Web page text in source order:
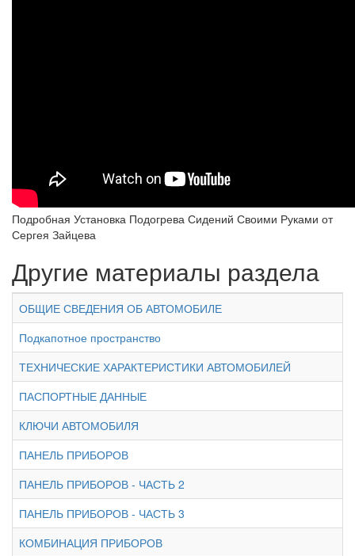
Подробная Установка Подогрева Сидений Своими Руками от
Сергея Зайцева
Другие материалы раздела
ОБЩИЕ СВЕДЕНИЯ ОБ АВТОМОБИЛЕ
Подкапотное пространство
ТЕХНИЧЕСКИЕ ХАРАКТЕРИСТИКИ АВТОМОБИЛЕЙ
ПАСПОРТНЫЕ ДАННЫЕ
КЛЮЧИ АВТОМОБИЛЯ
ПАНЕЛЬ ПРИБОРОВ
ПАНЕЛЬ ПРИБОРОВ - ЧАСТЬ 2
ПАНЕЛЬ ПРИБОРОВ - ЧАСТЬ 3
КОМБИНАЦИЯ ПРИБОРОВ